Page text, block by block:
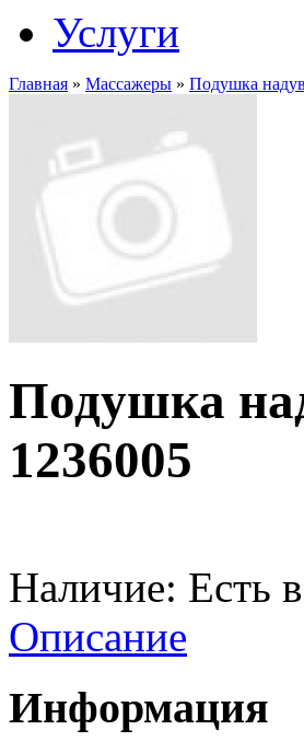
Услуги
Главная » Массажеры » Подушка
Подушка
1236005
Наличие: Есть
Описание
Информация